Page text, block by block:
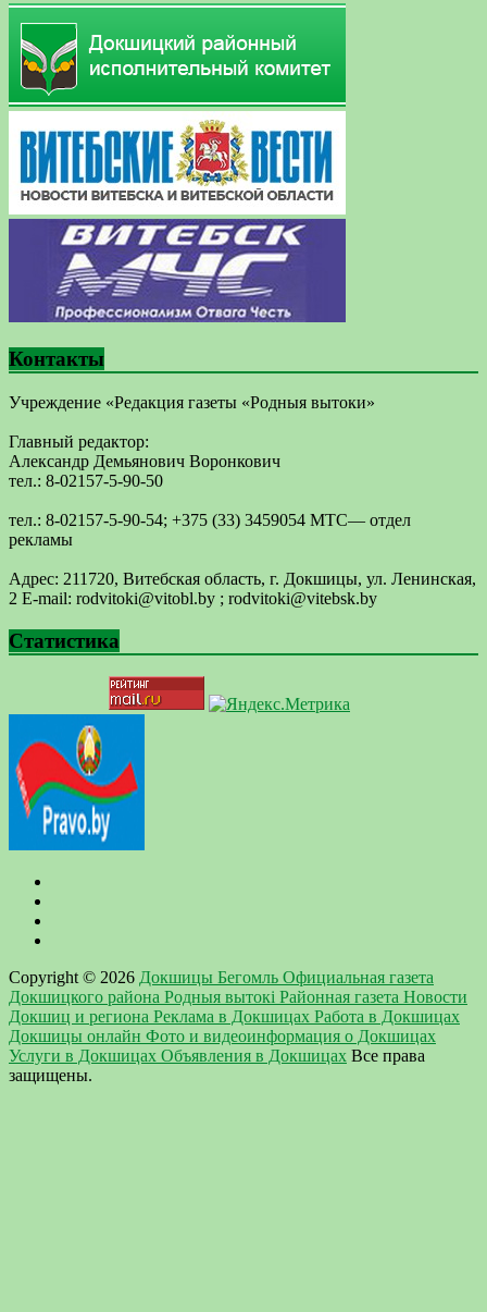
Контакты
Учреждение «Редакция газеты «Родныя вытоки»
Главный редактор:
Александр Демьянович Воронкович
тел.: 8-02157-5-90-50
тел.: 8-02157-5-90-54; +375 (33) 3459054 МТС— отдел
рекламы
Адрес: 211720, Витебская область, г. Докшицы, ул. Ленинская,
2 E-mail: ​rodvitoki@​​vitobl​.by ; rodvitoki@vitebsk.by
Статистика
Copyright © 2026 Докшицы Бегомль Официальная газета
Докшицкого района Родныя вытокi Районная газета Новости
Докшиц и региона Реклама в Докшицах Работа в Докшицах
Докшицы онлайн Фото и видеоинформация о Докшицах
Услуги в Докшицах Объявления в Докшицах Все права
защищены.